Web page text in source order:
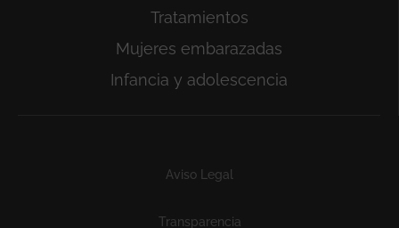
Tratamientos
Mujeres embarazadas
Infancia y adolescencia
Aviso Legal
Transparencia